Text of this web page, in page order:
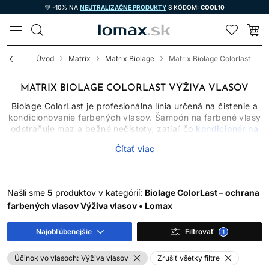
💜 -10% NA NEUTRALIZAČNÉ PRODUKTY S KÓDOM: COOL10
LOMAX
Úvod Matrix Matrix Biolage Matrix Biolage Colorlast
MATRIX BIOLAGE COLORLAST VÝŽIVA VLASOV
Biolage ColorLast je profesionálna línia určená na čistenie a
kondicionovanie farbených vlasov. Šampón na farbené vlasy
odstraňuje maz a bežné nečistoty, zatiaľ čo kondicionér na
rozčesávanie. Hladšie vlasové vlákno lepšie odráža svetlo,
AKO PREDĹŽIŤ PEKNÝ
VZHĽAD FARBY
Farbený pigment sa pri umývaní postupne uvoľňuje a žiadny
šampón nedokáže vymývanie úplne zastaviť. Pomôcť môže
primeraná frekvencia umývania, nie zbytočne horúca voda,
šetrná manipulácia a obmedzenie vysokých teplôt. Šampón
Čítať viac
Našli sme 5 produktov v kategórií: Biolage ColorLast – ochrana
farbených vlasov Výživa vlasov • Lomax
Najobľúbenejšie Filtrovať 1
Účinok vo vlasoch: Výživa vlasov Zrušiť všetky filtre